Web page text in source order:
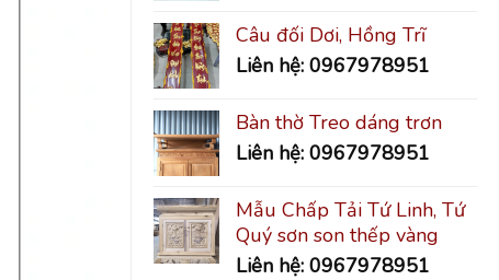
Câu đối Dơi, Hồng Trĩ
Liên hệ: 0967978951
Bàn thờ Treo dáng trơn
Liên hệ: 0967978951
Mẫu Chấp Tải Tứ Linh, Tứ
Quý sơn son thếp vàng
Liên hệ: 0967978951